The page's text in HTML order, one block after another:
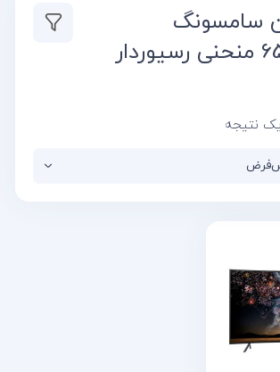
سبد خرید شما خالی استسامسونگ
65ru7302k منحنی رسیوردار
نتیجه